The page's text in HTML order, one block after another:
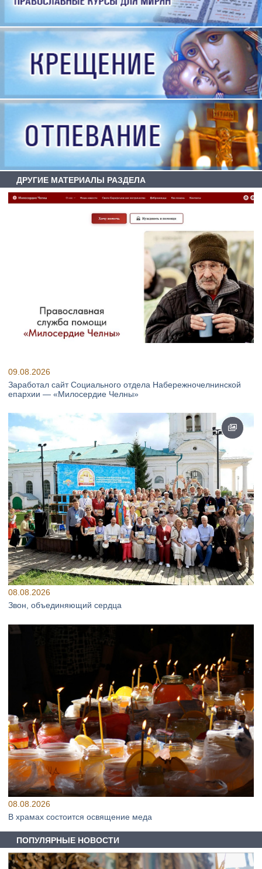
ДРУГИЕ МАТЕРИАЛЫ РАЗДЕЛА
09.08.2026
Заработал сайт Социального отдела Набережночелнинской
епархии — «Милосердие Челны»
08.08.2026
Звон, объединяющий сердца
08.08.2026
В храмах состоится освящение меда
ПОПУЛЯРНЫЕ НОВОСТИ